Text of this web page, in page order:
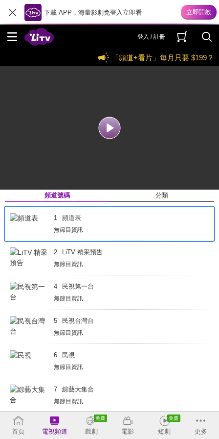
下載 APP，海量影劇免登入立即看
登入 / 註冊
「頻道+看片」每月只要 $199？
頻道號碼 分類
1 頻道表
無節目資訊
2 LiTV 精采預告
無節目資訊
4 民視第一台
無節目資訊
5 民視台灣台
無節目資訊
6 民視
無節目資訊
7 綜藝大集合
無節目資訊
8
無節目資訊
首頁 電視頻道 戲劇 電影 短劇 更多